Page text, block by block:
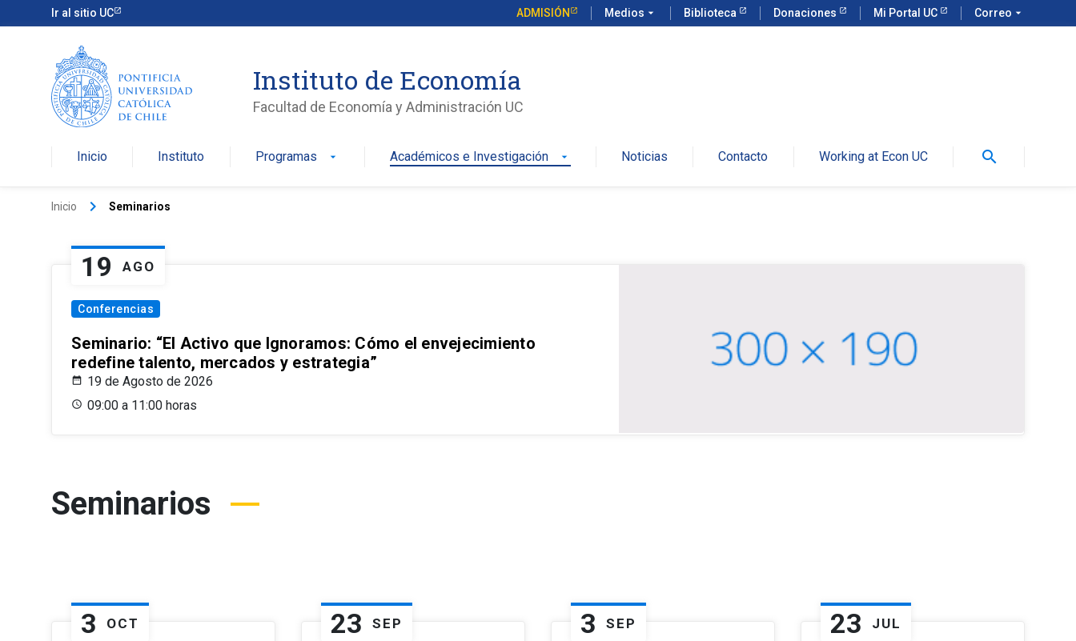
Ir al sitio UC ADMISIÓN Medios arrow_drop_down Biblioteca Donaciones Mi Portal UC Correo arrow_drop_down
Instituto de Economía
Facultad de Economía y Administración UC
Inicio Instituto Programas arrow_drop_down Académicos e Investigación arrow_drop_down Noticias Contacto Working at Econ UC search
Inicio keyboard_arrow_right Seminarios
19 AGO
Conferencias
Seminario: “El Activo que Ignoramos: Cómo el envejecimiento
redefine talento, mercados y estrategia”
19 de Agosto de 2026
09:00 a 11:00 horas
Seminarios
3 OCT 23 SEP 3 SEP 23 JUL